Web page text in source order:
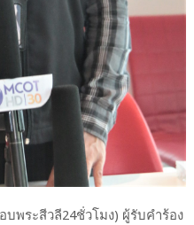
ระสีวลี24ชั่วโมง) ผู้รับคำร้อง